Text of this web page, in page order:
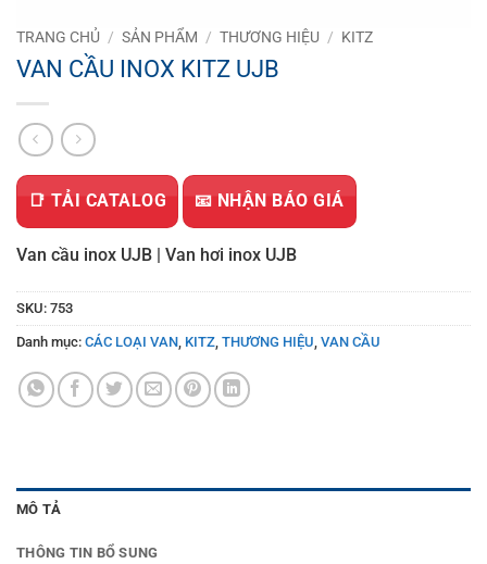
TRANG CHỦ / SẢN PHẨM / THƯƠNG HIỆU / KITZ
VAN CẦU INOX KITZ UJB
📑 TẢI CATALOG 📧 NHẬN BÁO GIÁ
Van cầu inox UJB | Van hơi inox UJB
SKU: 753
Danh mục: CÁC LOẠI VAN KITZ THƯƠNG HIỆU VAN CẦU
MÔ TẢ
THÔNG TIN BỔ SUNG